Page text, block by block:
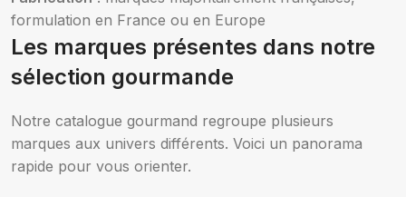
formulation en France ou en Europe
Les marques présentes dans notre
sélection gourmande
Notre catalogue gourmand regroupe plusieurs
marques aux univers différents. Voici un panorama
rapide pour vous orienter.